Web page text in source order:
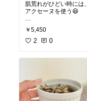
肌荒れがひどい時には、
アクセーヌを使う😆
#オリジナル写真
めスキンケア
￥5,450
2 0